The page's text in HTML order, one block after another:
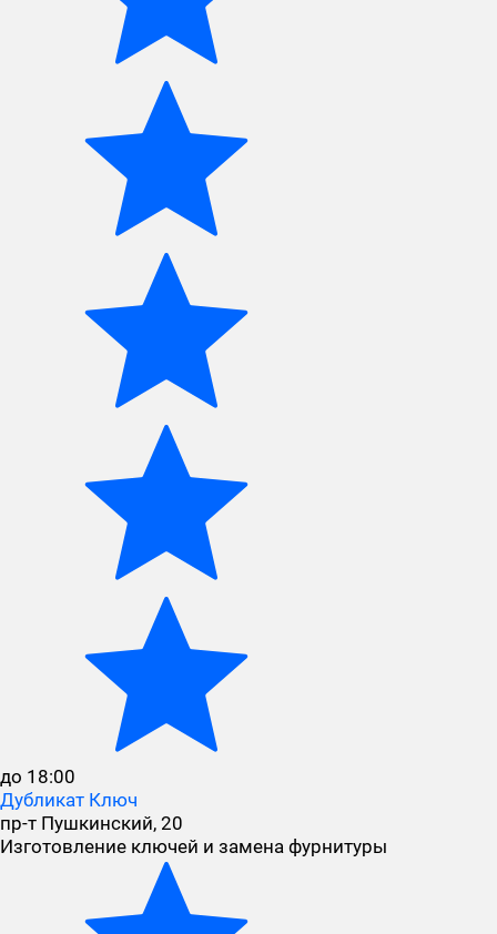
до 18:00
Дубликат Ключ
пр-т Пушкинский, 20
Изготовление ключей и замена фурнитуры